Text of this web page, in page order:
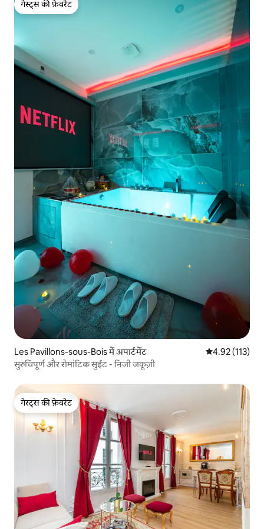
गेस्ट्स की फ़ेवरेट
गेस्ट्स की फ़ेवरेट
Les Pavillons-sous-Bois में अपार्टमेंट औसत रेटिंग 5 में से
4.92 (113)
सुरुचिपूर्ण और रोमांटिक सुईट - निजी जकूज़ी
गेस्ट्स की फ़ेवरेट
गेस्ट्स की फ़ेवरेट